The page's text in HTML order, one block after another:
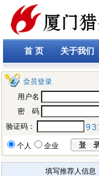
首 页 关于我们
用户名
密 码
验证码：
个人 企业
填写推荐人信息